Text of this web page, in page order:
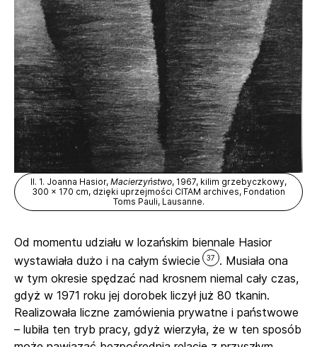
Il. 1. Joanna Hasior, Macierzyństwo, 1967, kilim grzebyczkowy,
300 x 170 cm, dzięki uprzejmości CITAM archives, Fondation
Toms Pauli, Lausanne.
Od momentu udziału w lozańskim biennale Hasior
wystawiała dużo i na całym świecie
37
. Musiała ona
w tym okresie spędzać nad krosnem niemal cały czas,
gdyż w 1971 roku jej dorobek liczył już 80 tkanin.
Realizowała liczne zamówienia prywatne i państwowe
– lubiła ten tryb pracy, gdyż wierzyła, że w ten sposób